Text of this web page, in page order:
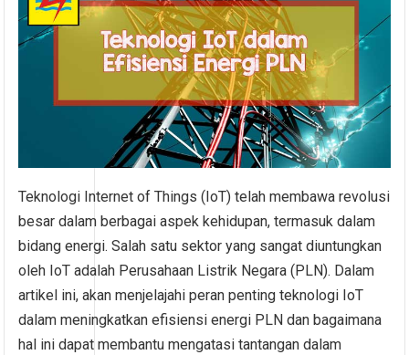
Teknologi Internet of Things (IoT) telah membawa revolusi
besar dalam berbagai aspek kehidupan, termasuk dalam
bidang energi. Salah satu sektor yang sangat diuntungkan
oleh IoT adalah Perusahaan Listrik Negara (PLN). Dalam
artikel ini, akan menjelajahi peran penting teknologi IoT
dalam meningkatkan efisiensi energi PLN dan bagaimana
hal ini dapat membantu mengatasi tantangan dalam